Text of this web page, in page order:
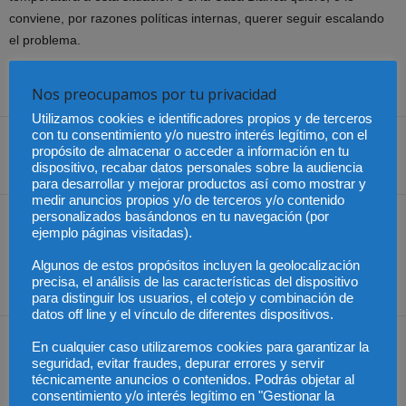
conviene, por razones políticas internas, querer seguir escalando
el problema.
Share
Artículo anterior
Interpretación del SII
sobre el uso de crédito
fiscal IVA
Artículo siguiente
tener en cuenta sobre sus
derechos laborales
Artículos relacionados Más del autor
Nos preocupamos por tu privacidad
Utilizamos cookies e identificadores propios y de terceros
con tu consentimiento y/o nuestro interés legítimo, con el
propósito de almacenar o acceder a información en tu
dispositivo, recabar datos personales sobre la audiencia
para desarrollar y mejorar productos así como mostrar y
medir anuncios propios y/o de terceros y/o contenido
personalizados basándonos en tu navegación (por
ejemplo páginas visitadas).
Algunos de estos propósitos incluyen la geolocalización
precisa, el análisis de las características del dispositivo
para distinguir los usuarios, el cotejo y combinación de
datos off line y el vínculo de diferentes dispositivos.
En cualquier caso utilizaremos cookies para garantizar la
seguridad, evitar fraudes, depurar errores y servir
técnicamente anuncios o contenidos. Podrás objetar al
consentimiento y/o interés legítimo en "Gestionar la